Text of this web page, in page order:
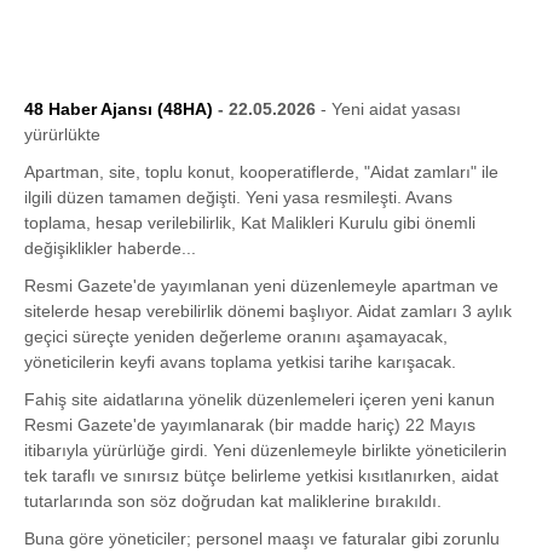
48 Haber Ajansı (48HA) - 22.05.2026 - Yeni aidat yasası
yürürlükte
Apartman, site, toplu konut, kooperatiflerde, "Aidat zamları" ile
ilgili düzen tamamen değişti. Yeni yasa resmileşti. Avans
toplama, hesap verilebilirlik, Kat Malikleri Kurulu gibi önemli
değişiklikler haberde...
Resmi Gazete'de yayımlanan yeni düzenlemeyle apartman ve
sitelerde hesap verebilirlik dönemi başlıyor. Aidat zamları 3 aylık
geçici süreçte yeniden değerleme oranını aşamayacak,
yöneticilerin keyfi avans toplama yetkisi tarihe karışacak.
Fahiş site aidatlarına yönelik düzenlemeleri içeren yeni kanun
Resmi Gazete'de yayımlanarak (bir madde hariç) 22 Mayıs
itibarıyla yürürlüğe girdi. Yeni düzenlemeyle birlikte yöneticilerin
tek taraflı ve sınırsız bütçe belirleme yetkisi kısıtlanırken, aidat
tutarlarında son söz doğrudan kat maliklerine bırakıldı.
Buna göre yöneticiler; personel maaşı ve faturalar gibi zorunlu